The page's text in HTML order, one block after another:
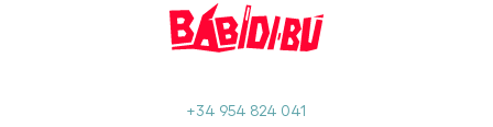
+34 954 824 041